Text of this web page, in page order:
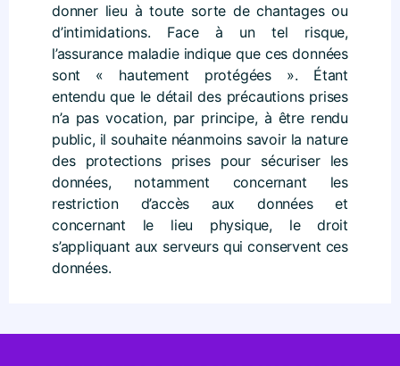
donner lieu à toute sorte de chantages ou
d’intimidations. Face à un tel risque,
l’assurance maladie indique que ces données
sont « hautement protégées ». Étant
entendu que le détail des précautions prises
n’a pas vocation, par principe, à être rendu
public, il souhaite néanmoins savoir la nature
des protections prises pour sécuriser les
données, notamment concernant les
restriction d’accès aux données et
concernant le lieu physique, le droit
s’appliquant aux serveurs qui conservent ces
données.